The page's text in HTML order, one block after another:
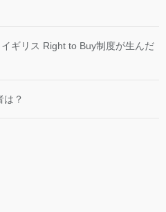
ギリス Right to Buy制度が生んだ
は？